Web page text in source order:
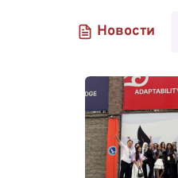
Новости